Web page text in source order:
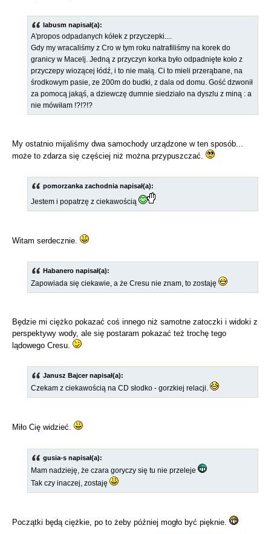
labusm napisał(a):
A'propos odpadanych kółek z przyczepki....
Gdy my wracaliśmy z Cro w tym roku natrafiliśmy na korek do
granicy w Macelj. Jedną z przyczyn korka było odpadnięte koło z
przyczepy wiozącej łódź, i to nie małą. Ci to mieli przerąbane, na
środkowym pasie, ze 200m do budki, z dala od domu. Gość dzwonił
za pomocą jakąś, a dziewczę dumnie siedziało na dyszlu z miną : a
nie mówiłam !?!?!?
My ostatnio mijaliśmy dwa samochody urządzone w ten sposób...
może to zdarza się częściej niż można przypuszczać.
pomorzanka zachodnia napisał(a):
Jestem i popatrzę z ciekawością
Witam serdecznie.
Habanero napisał(a):
Zapowiada się ciekawie, a że Cresu nie znam, to zostaję
Będzie mi ciężko pokazać coś innego niż samotne zatoczki i widoki z
perspektywy wody, ale się postaram pokazać też trochę tego
lądowego Cresu.
Janusz Bajcer napisał(a):
Czekam z ciekawością na CD słodko - gorzkiej relacji.
Miło Cię widzieć.
gusia-s napisał(a):
Mam nadzieję, że czara goryczy się tu nie przeleje
Tak czy inaczej, zostaję
Początki będą ciężkie, po to żeby później mogło być pięknie.